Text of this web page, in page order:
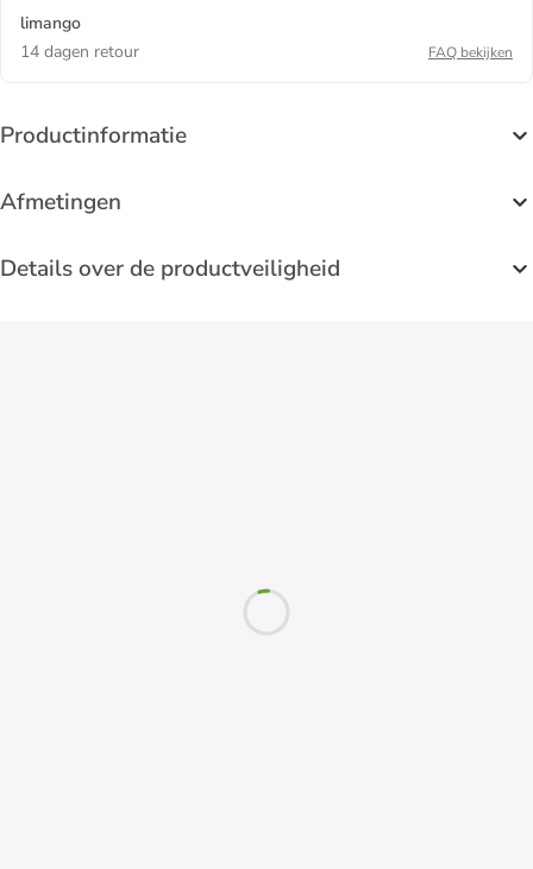
limango
14 dagen retour
FAQ bekijken
Productinformatie
Afmetingen
Details over de productveiligheid